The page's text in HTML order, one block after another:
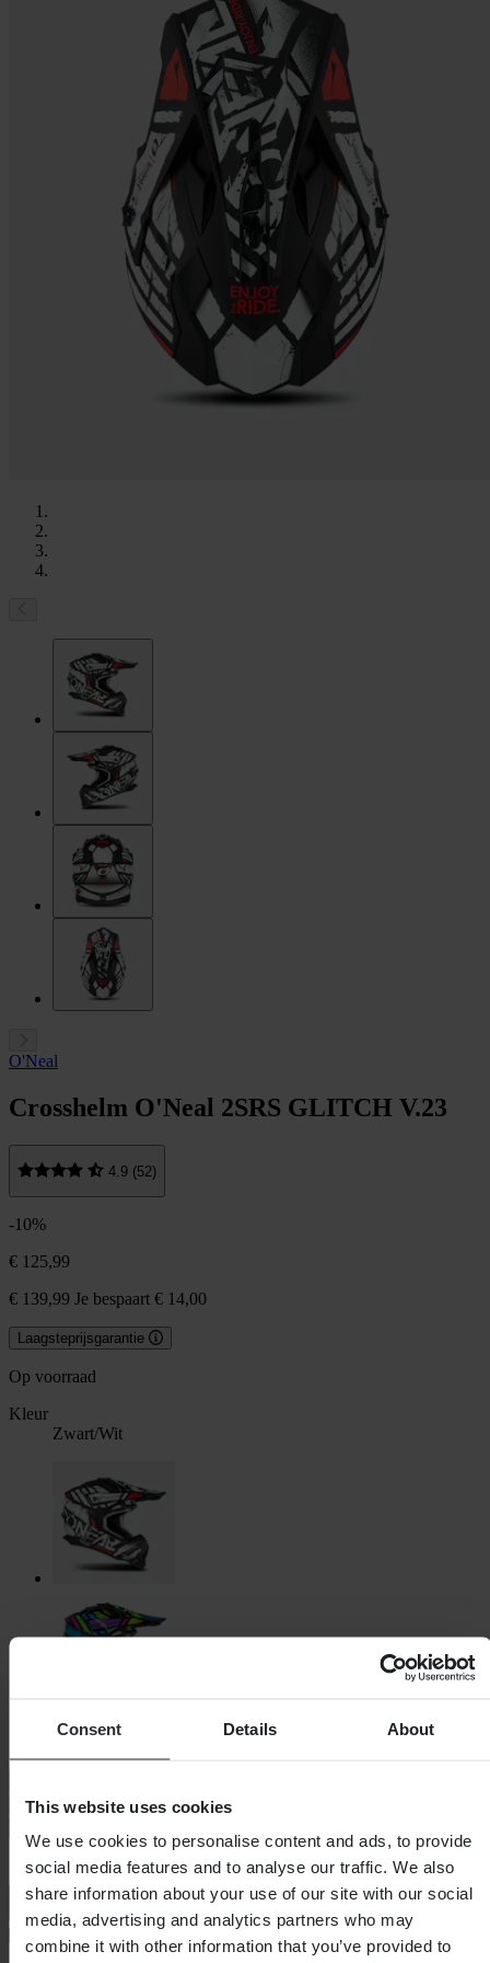
Consent Details About
This website uses cookies
We use cookies to personalise content and ads, to provide
social media features and to analyse our traffic. We also
share information about your use of our site with our social
media, advertising and analytics partners who may
combine it with other information that you’ve provided to
O'Neal
Crosshelm O'Neal 2SRS GLITCH V.23
4.9 (52)
-10%
€ 125,99
€ 139,99 Je bespaart € 14,00
Laagsteprijsgarantie
Op voorraad
Kleur
Zwart/Wit
S
M L XL XXL Lage voorraad